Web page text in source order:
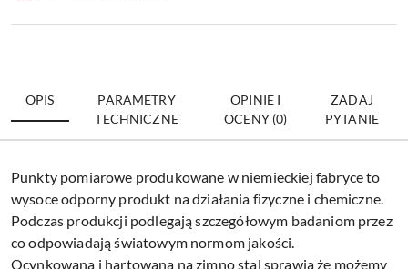
OPIS
PARAMETRY
TECHNICZNE
OPINIE I
OCENY (0)
ZADAJ
PYTANIE
Punkty pomiarowe produkowane w niemieckiej fabryce to
wysoce odporny produkt na działania fizyczne i chemiczne.
Podczas produkcji podlegają szczegółowym badaniom przez
co odpowiadają światowym normom jakości.
Ocynkowana i hartowana na zimno stal sprawia że możemy